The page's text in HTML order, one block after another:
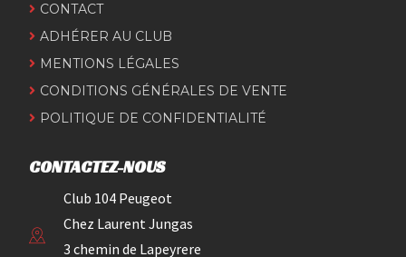
CONTACT
ADHÉRER AU CLUB
MENTIONS LÉGALES
CONDITIONS GÉNÉRALES DE VENTE
POLITIQUE DE CONFIDENTIALITÉ
CONTACTEZ-NOUS
Club 104 Peugeot
Chez Laurent Jungas
3 chemin de Lapeyrere